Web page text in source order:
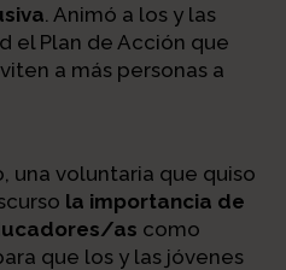
. Animó a los y las
el Plan de Acción que
a más personas a
una voluntaria que quiso
la importancia de
as como
que los y las jóvenes